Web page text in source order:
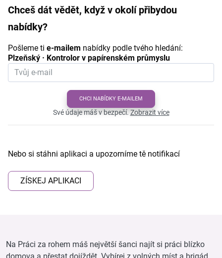
Chceš dát vědět, když v okolí přibydou
nabídky?
Pošleme ti e-mailem nabídky podle tvého hledání:
Plzeňský · Kontrolor v papírenském průmyslu
CHCI NABÍDKY E-MAILEM
Své údaje máš v bezpečí.Zobrazit více
Nebo si stáhni aplikaci a upozorníme tě notifikací
ZÍSKEJ APLIKACI
Na Práci za rohem máš největší šanci najít si práci blízko
domova a přestat dojíždět. Vybírej z volných míst a brigád